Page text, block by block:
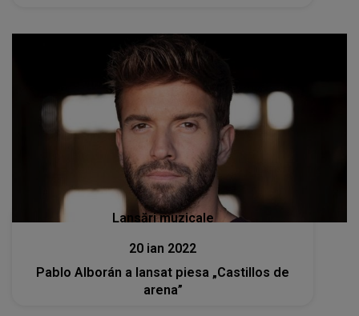
Lansări muzicale
20 ian 2022
Pablo Alborán a lansat piesa „Castillos de
arena”